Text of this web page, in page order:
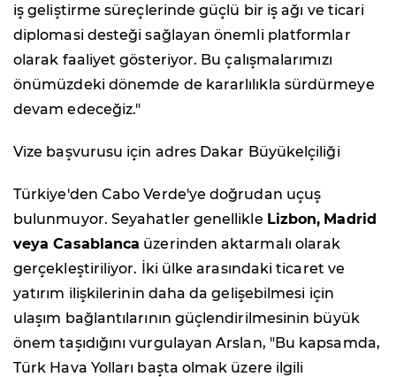
iş geliştirme süreçlerinde güçlü bir iş ağı ve ticari
diplomasi desteği sağlayan önemli platformlar
olarak faaliyet gösteriyor. Bu çalışmalarımızı
önümüzdeki dönemde de kararlılıkla sürdürmeye
devam edeceğiz."
Vize başvurusu için adres Dakar Büyükelçiliği
Türkiye'den Cabo Verde'ye doğrudan uçuş
bulunmuyor. Seyahatler genellikle Lizbon, Madrid
veya Casablanca üzerinden aktarmalı olarak
gerçekleştiriliyor. İki ülke arasındaki ticaret ve
yatırım ilişkilerinin daha da gelişebilmesi için
ulaşım bağlantılarının güçlendirilmesinin büyük
önem taşıdığını vurgulayan Arslan, "Bu kapsamda,
Türk Hava Yolları başta olmak üzere ilgili